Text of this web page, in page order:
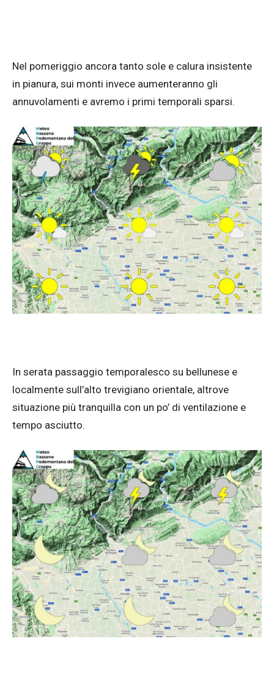
Nel pomeriggio ancora tanto sole e calura insistente
in pianura, sui monti invece aumenteranno gli
annuvolamenti e avremo i primi temporali sparsi.
In serata passaggio temporalesco su bellunese e
localmente sull’alto trevigiano orientale, altrove
situazione più tranquilla con un po’ di ventilazione e
tempo asciutto.